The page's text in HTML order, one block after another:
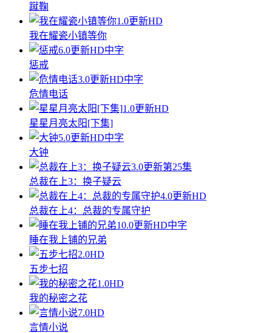
蹴鞠
1.0更新HD
我在耀瓷小镇等你
6.0更新HD中字
惩戒
3.0更新HD中字
危情电话
1.0更新HD
星星月亮太阳[下集]
5.0更新HD中字
大钟
3.0更新第25集
总裁在上3：换子疑云
4.0更新HD
总裁在上4：总裁的专属守护
10.0更新HD中字
睡在我上铺的兄弟
2.0HD
五步七招
1.0HD
我的秘密之花
7.0HD
言情小说